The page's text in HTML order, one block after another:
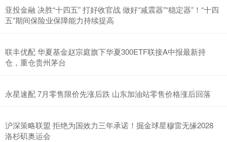
亚投金融 决胜“十四五” 打好收官战 做好“减震器”“稳定器”！“十四
五”期间保险业保障能力持续提高
联丰优配 华夏基金赵宗庭旗下华夏300ETF联接A中报最新持
仓，重仓贵州茅台
永星速配 7月零售限价先涨后跌 山东加油站零售价格涨后回落
沪深策略联盟 拒绝为国效力三年承诺！掘金球星穆雷无缘2028
洛杉矶奥运会